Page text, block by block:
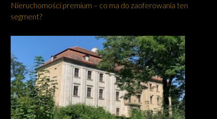
Nieruchomości premium – co ma do zaoferowania ten
segment?